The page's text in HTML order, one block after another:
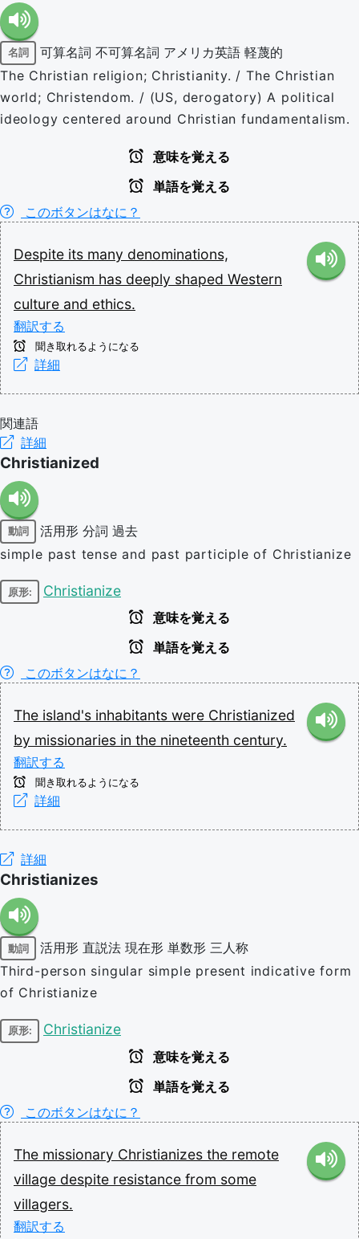
名詞 可算名詞 不可算名詞 アメリカ英語 軽蔑的
The Christian religion; Christianity. / The Christian
world; Christendom. / (US, derogatory) A political
ideology centered around Christian fundamentalism.
意味を覚える
単語を覚える
このボタンはなに？
Despite its many denominations,
Christianism has deeply shaped Western
culture and ethics.
翻訳する
聞き取れるようになる
詳細
関連語
詳細
Christianized
動詞 活用形 分詞 過去
simple past tense and past participle of Christianize
原形: Christianize
意味を覚える
単語を覚える
このボタンはなに？
The island's inhabitants were Christianized
by missionaries in the nineteenth century.
翻訳する
聞き取れるようになる
詳細
詳細
Christianizes
動詞 活用形 直説法 現在形 単数形 三人称
Third-person singular simple present indicative form
of Christianize
原形: Christianize
意味を覚える
単語を覚える
このボタンはなに？
The missionary Christianizes the remote
village despite resistance from some
villagers.
翻訳する